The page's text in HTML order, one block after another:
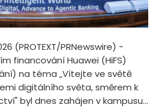
(PROTEXT/PRNewswire) -
financování Huawei (HiFS)
na téma „Vítejte ve světě
digitálního světa, směrem k
byl dnes zahájen v kampusu...